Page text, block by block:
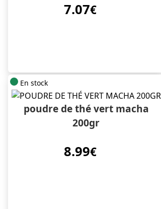
7.07€
En stock
poudre de thé vert macha
200gr
8.99€